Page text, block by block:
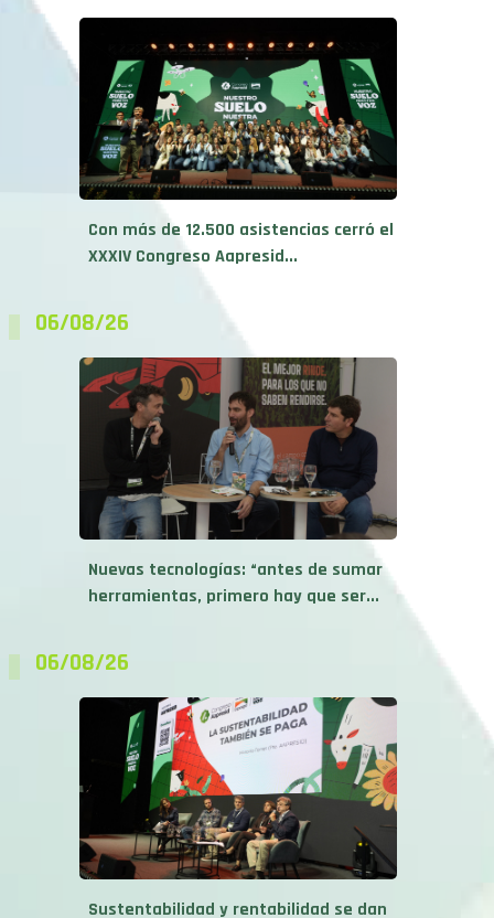
Con más de 12.500 asistencias cerró el
XXXIV Congreso Aapresid...
06/08/26
Nuevas tecnologías: “antes de sumar
herramientas, primero hay que ser...
06/08/26
Sustentabilidad y rentabilidad se dan